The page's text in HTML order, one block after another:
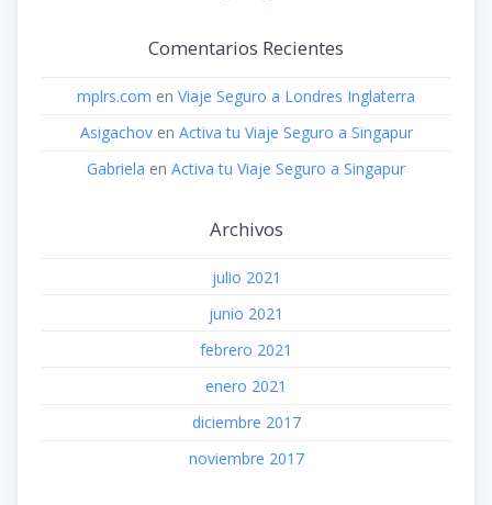
Comentarios Recientes
mplrs.com en Viaje Seguro a Londres Inglaterra
Asigachoven Activa tu Viaje Seguro a Singapur
Gabriela en Activa tu Viaje Seguro a Singapur
Archivos
julio 2021
junio 2021
febrero 2021
enero 2021
diciembre 2017
noviembre 2017